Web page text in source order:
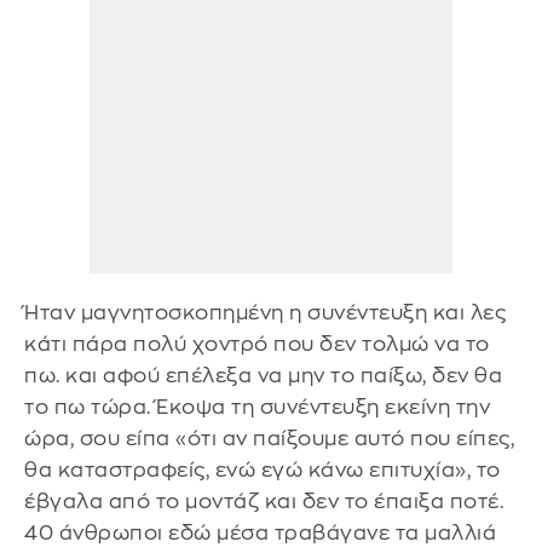
Ήταν μαγνητοσκοπημένη η συνέντευξη και λες
κάτι πάρα πολύ χοντρό που δεν τολμώ να το
πω. και αφού επέλεξα να μην το παίξω, δεν θα
το πω τώρα. Έκοψα τη συνέντευξη εκείνη την
ώρα, σου είπα «ότι αν παίξουμε αυτό που είπες,
θα καταστραφείς, ενώ εγώ κάνω επιτυχία», το
έβγαλα από το μοντάζ και δεν το έπαιξα ποτέ.
40 άνθρωποι εδώ μέσα τραβάγανε τα μαλλιά